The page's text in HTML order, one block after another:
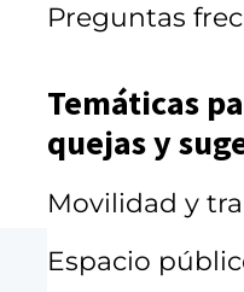
Preguntas
Temáticas
quejas y
Movilidad y
Espacio